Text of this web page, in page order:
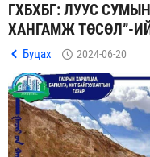
ГХБХБГ: ЛУУС
ХАНГАМЖ ТӨСӨЛ”-
Буцах 2024-06-20